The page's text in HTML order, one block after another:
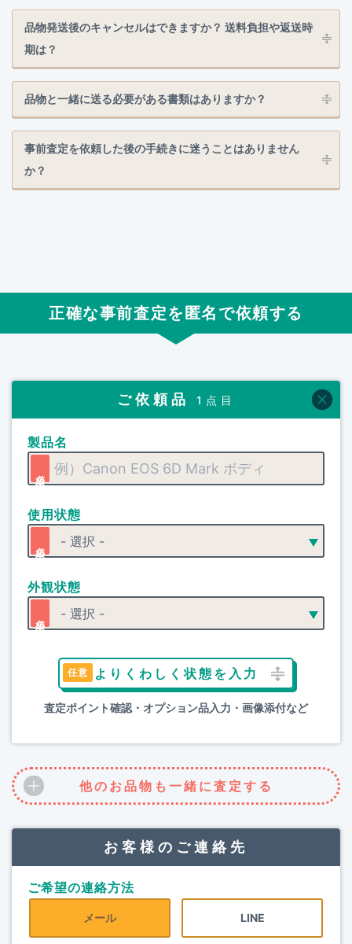
品物発送後のキャンセルはできますか？ 送料負担や返送時
期は？
品物と一緒に送る必要がある書類はありますか？
事前査定を依頼した後の手続きに迷うことはありません
か？
正確な事前査定を匿名で依頼する
ご依頼品 1点目
製品名
使用状態
外観状態
よりくわしく状態を入力
査定ポイント確認・オプション品入力・画像添付など
他のお品物も一緒に査定する
お客様のご連絡先
ご希望の連絡方法
メール LINE